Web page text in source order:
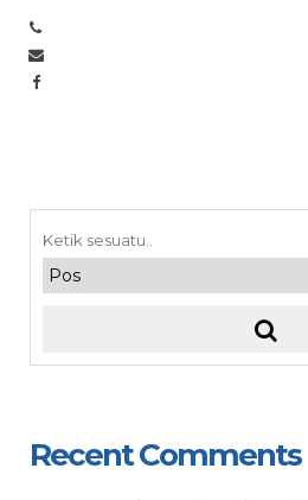
Recent Comments